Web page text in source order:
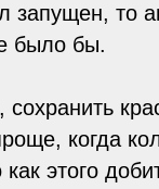
запущен, то
было бы.
когда
этого